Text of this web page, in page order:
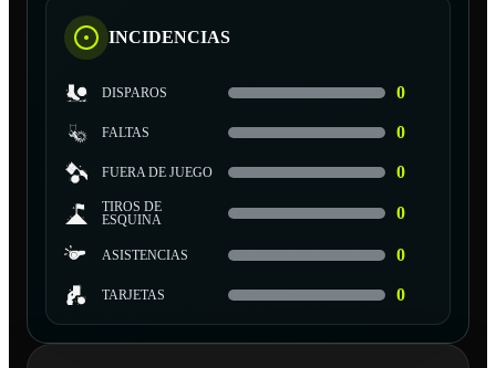
INCIDENCIAS
DISPAROS 0
FALTAS 0
FUERA DE JUEGO 0
TIROS DE
ESQUINA
0
ASISTENCIAS 0
TARJETAS 0